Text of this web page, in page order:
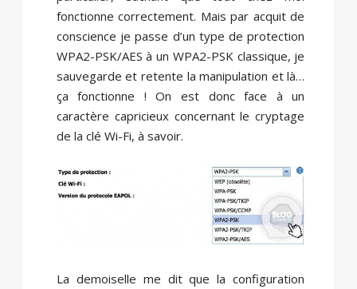
fonctionne correctement. Mais par acquit de
conscience je passe d’un type de protection
WPA2-PSK/AES à un WPA2-PSK classique, je
sauvegarde et retente la manipulation et là…
ça fonctionne ! On est donc face à un
caractère capricieux concernant le cryptage
de la clé Wi-Fi, à savoir.
La demoiselle me dit que la configuration